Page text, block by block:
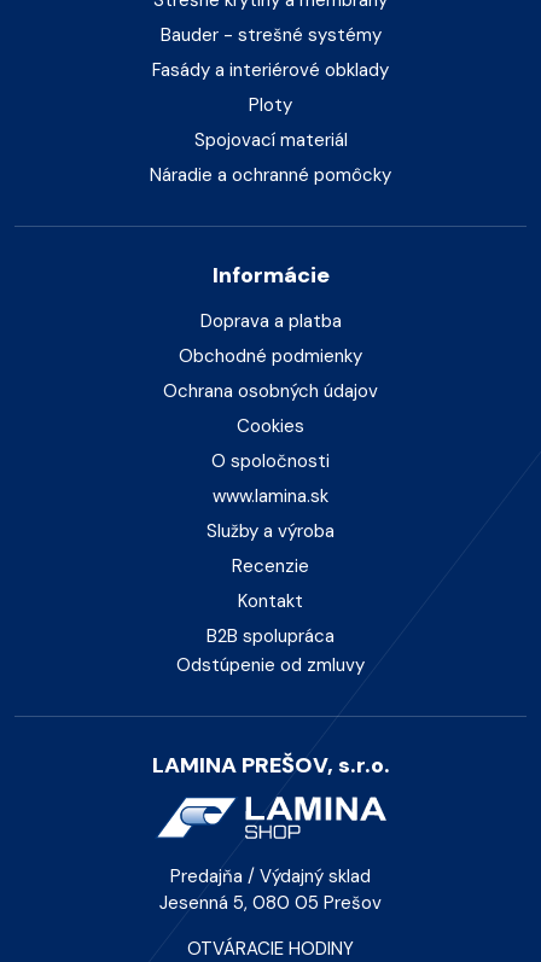
Bauder - strešné systémy
Fasády a interiérové obklady
Ploty
Spojovací materiál
Náradie a ochranné pomôcky
Informácie
Doprava a platba
Obchodné podmienky
Ochrana osobných údajov
Cookies
O spoločnosti
www.lamina.sk
Služby a výroba
Recenzie
Kontakt
B2B spolupráca
Odstúpenie od zmluvy
LAMINA PREŠOV, s.r.o.
Predajňa / Výdajný sklad
Jesenná 5, 080 05 Prešov
OTVÁRACIE HODINY